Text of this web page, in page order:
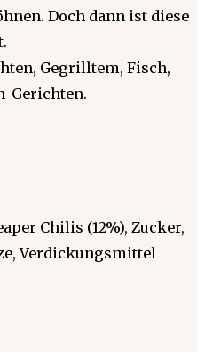
Doch dann ist diese
Gegrilltem, Fisch,
Gerichten.
Chilis (12%), Zucker,
Verdickungsmittel